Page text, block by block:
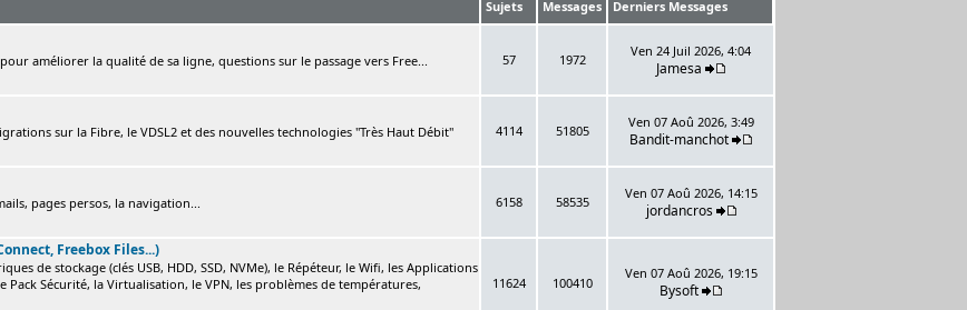
Sujets Messages Derniers Messages
améliorer la qualité de sa ligne, questions sur le passage vers Free... 57 1972
Ven 24 Juil 2026, 4:04
Jamesa
sur la Fibre, le VDSL2 et des nouvelles technologies "Très Haut Débit" 4114 51805
Ven 07 Aoû 2026, 3:49
Bandit-manchot
pages persos, la navigation... 6158 58535
Ven 07 Aoû 2026, 14:15
jordancros
Freebox Files...)
de stockage (clés USB, HDD, SSD, NVMe), le Répéteur, le Wifi, les Applications
Pack Sécurité, la Virtualisation, le VPN, les problèmes de températures,
11624 100410
Ven 07 Aoû 2026, 19:15
Bysoft